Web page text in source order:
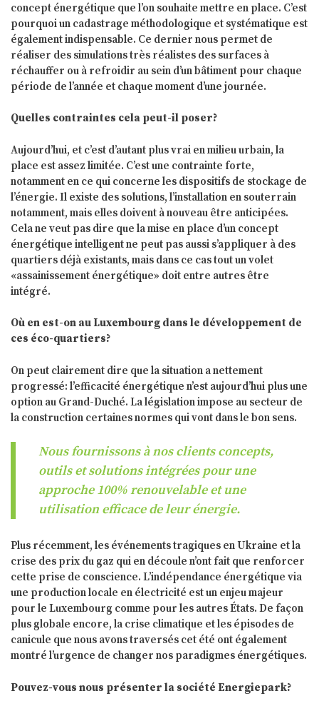
concept énergétique que l’on souhaite mettre en place. C’est
pourquoi un cadastrage méthodologique et systématique est
également indispensable. Ce dernier nous permet de
réaliser des simulations très réalistes des surfaces à
réchauffer ou à refroidir au sein d’un bâtiment pour chaque
période de l’année et chaque moment d’une journée.
Quelles contraintes cela peut-il poser?
Aujourd’hui, et c’est d’autant plus vrai en milieu urbain, la
place est assez limitée. C’est une contrainte forte,
notamment en ce qui concerne les dispositifs de stockage de
l’énergie. Il existe des solutions, l’installation en souterrain
notamment, mais elles doivent à nouveau être anticipées.
Cela ne veut pas dire que la mise en place d’un concept
énergétique intelligent ne peut pas aussi s’appliquer à des
quartiers déjà existants, mais dans ce cas tout un volet
«assainissement énergétique» doit entre autres être
intégré.
Où en est-on au Luxembourg dans le développement de
ces éco-quartiers?
On peut clairement dire que la situation a nettement
progressé: l’efficacité énergétique n’est aujourd’hui plus une
option au Grand-Duché. La législation impose au secteur de
la construction certaines normes qui vont dans le bon sens.
Nous fournissons à nos clients concepts,
outils et solutions intégrées pour une
approche 100% renouvelable et une
utilisation efficace de leur énergie.
Plus récemment, les événements tragiques en Ukraine et la
crise des prix du gaz qui en découle n’ont fait que renforcer
cette prise de conscience. L’indépendance énergétique via
une production locale en électricité est un enjeu majeur
pour le Luxembourg comme pour les autres États. De façon
plus globale encore, la crise climatique et les épisodes de
canicule que nous avons traversés cet été ont également
montré l’urgence de changer nos paradigmes énergétiques.
Pouvez-vous nous présenter la société Energiepark?